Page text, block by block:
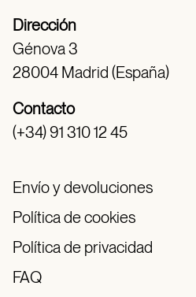
Dirección
Génova 3
28004 Madrid (España)
Contacto
(+34) 91 310 12 45
Envío y devoluciones
Política de cookies
Política de privacidad
FAQ